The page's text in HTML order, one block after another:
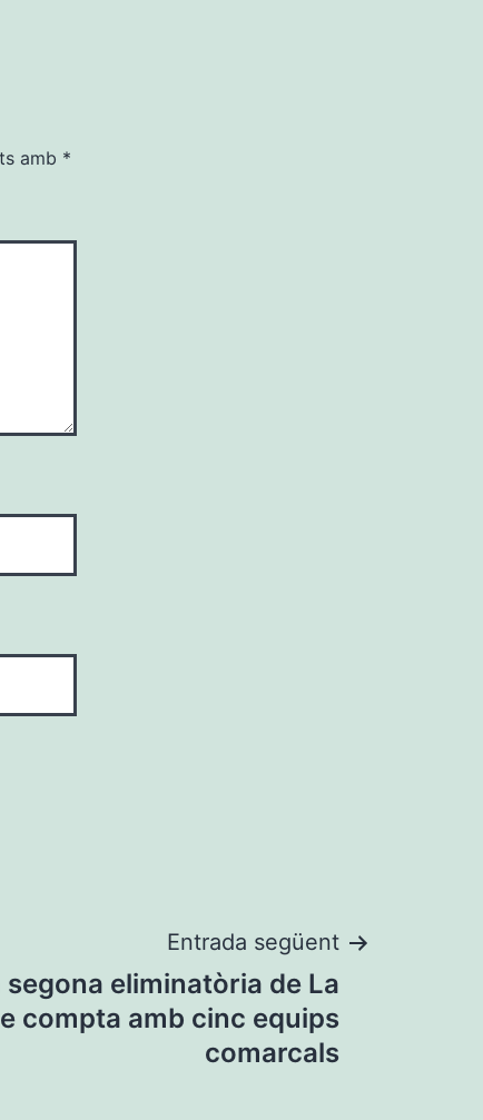
amb *
Entrada següent
segona eliminatòria de La
compta amb cinc equips
comarcals